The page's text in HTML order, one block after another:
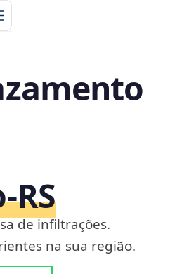
de infiltrações.
na sua região.